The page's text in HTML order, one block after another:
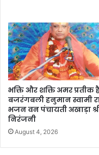
भक्ति और शक्ति अमर प्रतीक
बजरंगबली हनुमान स्वामी
भजन वन पंचायती अखाड़ा
निरंजनी
August 4, 2026